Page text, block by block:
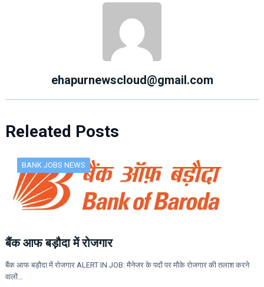
ehapurnewscloud@gmail.com
Releated Posts
BANK JOBS NEWS
बैंक आफ बड़ौदा में रोजगार
बैंक आफ बड़ौदा में रोजगार ALERT IN JOB: मैनेजर के पदों पर मौके रोजगार की तलाश करने
वालों…